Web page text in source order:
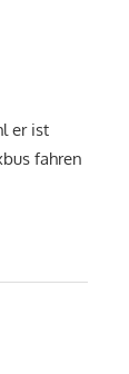
er ist
fahren